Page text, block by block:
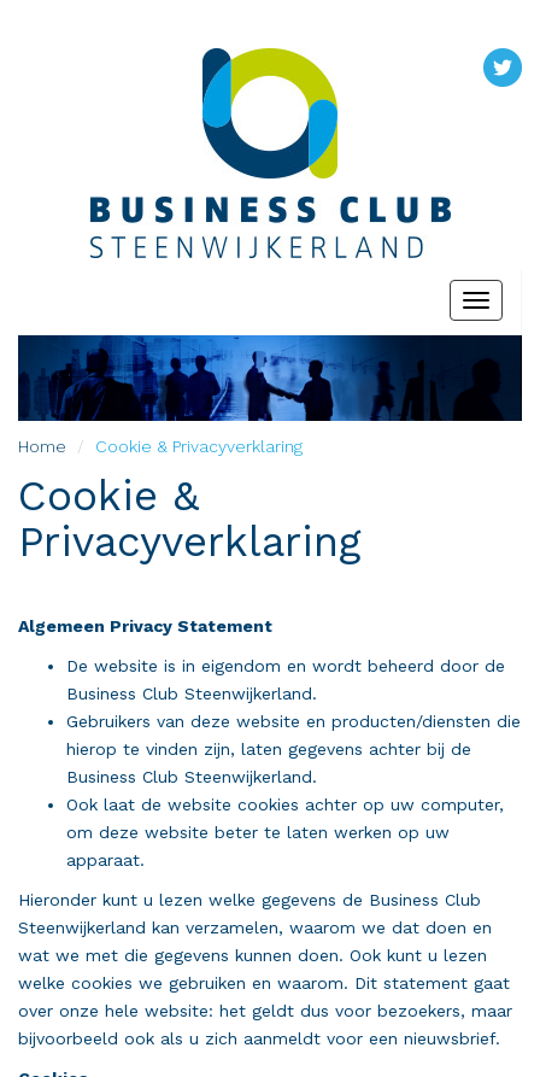
Toggle
Home Cookie & Privacyverklaring
Cookie &
Privacyverklaring
Algemeen Privacy Statement
De website is in eigendom en wordt beheerd door de
Business Club Steenwijkerland.
Gebruikers van deze website en producten/diensten die
hierop te vinden zijn, laten gegevens achter bij de
Business Club Steenwijkerland.
Ook laat de website cookies achter op uw computer,
om deze website beter te laten werken op uw
apparaat.
Hieronder kunt u lezen welke gegevens de Business Club
Steenwijkerland kan verzamelen, waarom we dat doen en
wat we met die gegevens kunnen doen. Ook kunt u lezen
welke cookies we gebruiken en waarom. Dit statement gaat
over onze hele website: het geldt dus voor bezoekers, maar
bijvoorbeeld ook als u zich aanmeldt voor een nieuwsbrief.